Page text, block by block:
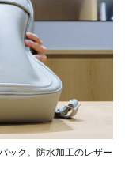
ック。防水加工のレザー